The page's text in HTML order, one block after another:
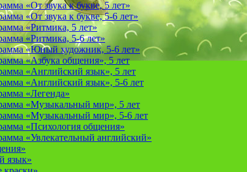
«От звука к букве, 5 лет»
«От звука к букве, 5-6 лет»
«Ритмика, 5 лет»
«Ритмика, 5-6 лет»
«Юный художник, 5-6 лет»
«Азбука общения», 5 лет
«Английский язык», 5 лет
«Английский язык», 5-6 лет
«Легенда»
«Музыкальный мир», 5 лет
«Музыкальный мир», 5-6 лет
«Психология общения»
«Увлекательный английский»
язык»